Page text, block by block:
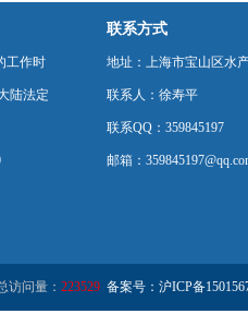
工作时
陆法定
联系方式
地址：上海市宝山区水
联系人：徐寿平
联系QQ：359845197
邮箱：
访问量： 223529 备案号：沪ICP备